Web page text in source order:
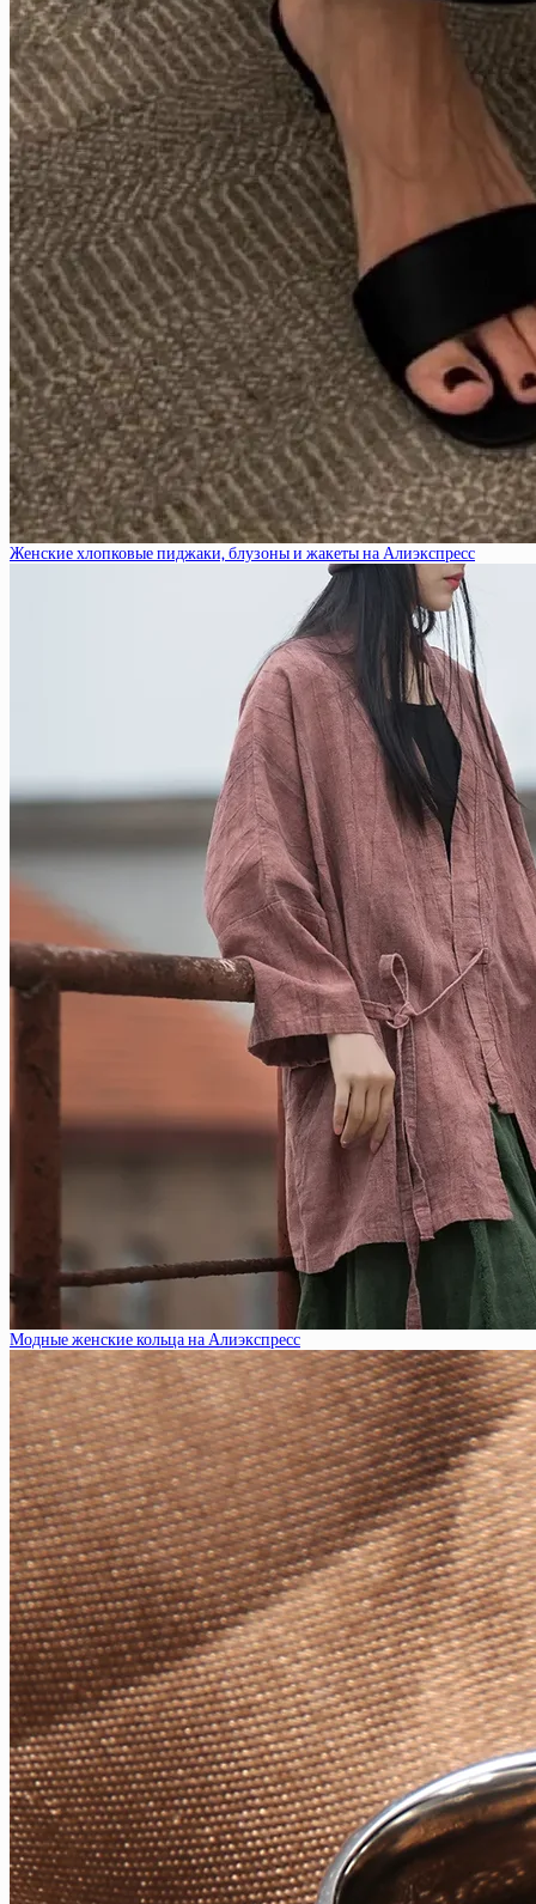
Женские хлопковые пиджаки, блузоны и жакеты на Алиэкспресс
Модные женские кольца на Алиэкспресс